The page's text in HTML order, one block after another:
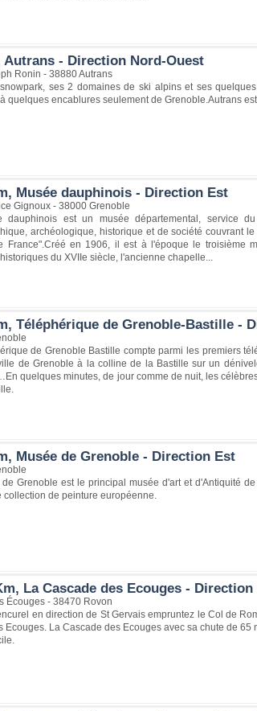
Autrans - Direction Nord-Ouest
Ronin - 38880 Autrans
ses 2 domaines de ski alpins et ses
quelques encablures seulement de Grenoble.Autrans
Musée dauphinois - Direction Est
Gignoux - 38000 Grenoble
dauphinois est un musée départemental, service
archéologique, historique et de société couvrant
France".Créé en 1906, il est à l'époque le troisième
du XVIIe siècle, l'ancienne chapelle...
Téléphérique de Grenoble-Bastille -
de Grenoble Bastille compte parmi les premiers
de Grenoble à la colline de la Bastille sur un
quelques minutes, de jour comme de nuit, les
Musée de Grenoble - Direction Est
de Grenoble est le principal musée d'art et d'Antiquité
collection de peinture européenne.
La Cascade des Ecouges - Direction
Écouges - 38470 Rovon
en direction de St Gervais empruntez le Col de
Ecouges. La Cascade des Ecouges avec sa chute de